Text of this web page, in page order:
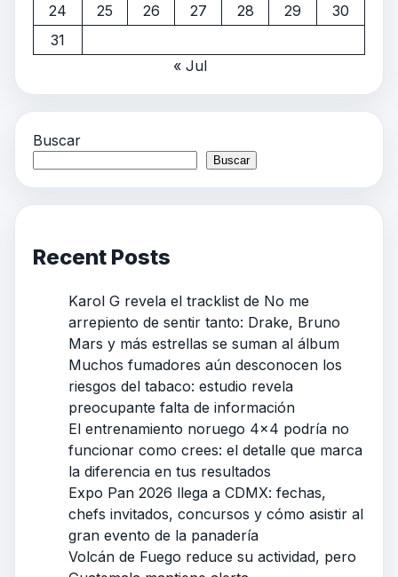
24
25 26 27 28 29
30
31
« Jul
Buscar
Buscar
Recent Posts
Karol G revela el tracklist de No me
arrepiento de sentir tanto: Drake, Bruno
Mars y más estrellas se suman al álbum
Muchos fumadores aún desconocen los
riesgos del tabaco: estudio revela
preocupante falta de información
El entrenamiento noruego 4×4 podría no
funcionar como crees: el detalle que marca
la diferencia en tus resultados
Expo Pan 2026 llega a CDMX: fechas,
chefs invitados, concursos y cómo asistir al
gran evento de la panadería
Volcán de Fuego reduce su actividad, pero